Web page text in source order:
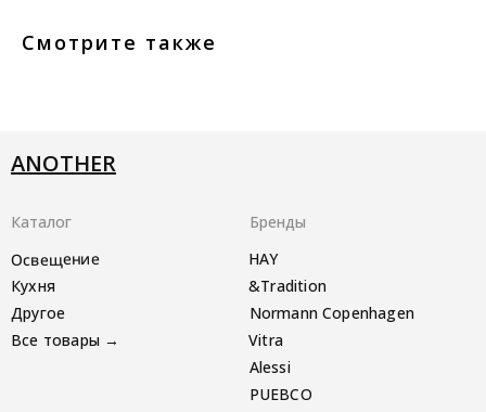
Смотрите также
Все товары →
Другое
Кухня
Vitra
PUEBCO
HAY
&Tradition
Normann Copenhagen
Alessi
Освещение
ANOTHER
Бренды
Каталог